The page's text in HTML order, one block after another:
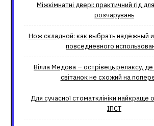
Міжкімнатні двері: практичний гід
розчарувань
Нож складной: как выбрать надёжный
повседневного
Вілла Медова – острівець релаксу,
світанок не схожий на
Для сучасної стоматклініки найкраще
ІПСТ